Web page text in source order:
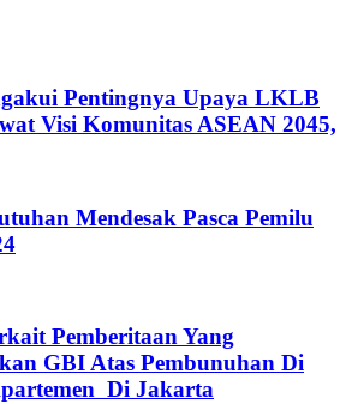
Pentingnya Upaya LKLB
Visi Komunitas ASEAN 2045,
Mendesak Pasca Pemilu
Pemberitaan Yang
GBI Atas Pembunuhan Di
Di Jakarta